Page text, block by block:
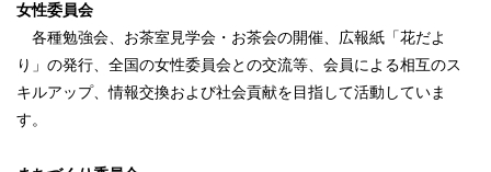
女性委員会
各種勉強会、お茶室見学会・お茶会の開催、広報紙「花だよ
り」の発行、全国の女性委員会との交流等、会員による相互のス
キルアップ、情報交換および社会貢献を目指して活動していま
す。